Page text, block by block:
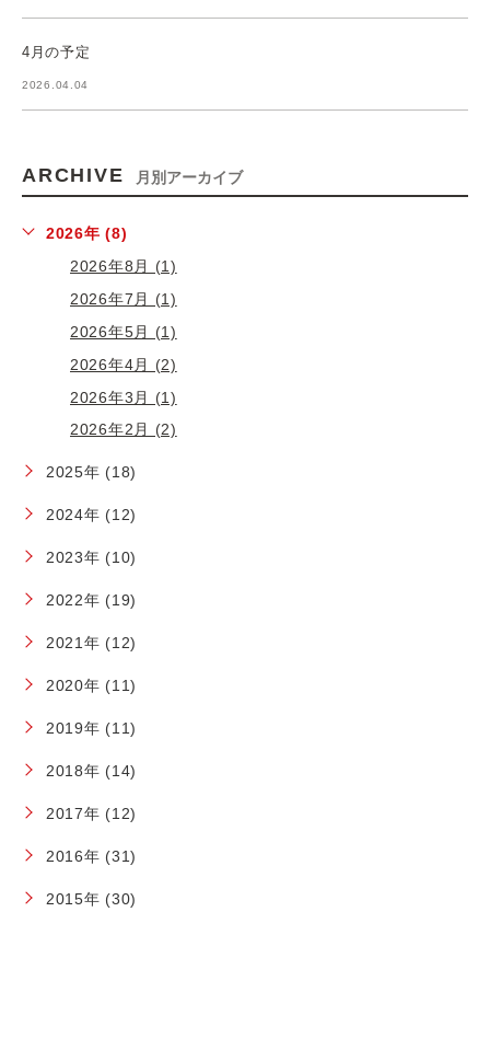
4月の予定
2026.04.04
ARCHIVE 月別アーカイブ
2026年 (8)
2026年8月 (1)
2026年7月 (1)
2026年5月 (1)
2026年4月 (2)
2026年3月 (1)
2026年2月 (2)
2025年 (18)
2024年 (12)
2023年 (10)
2022年 (19)
2021年 (12)
2020年 (11)
2019年 (11)
2018年 (14)
2017年 (12)
2016年 (31)
2015年 (30)